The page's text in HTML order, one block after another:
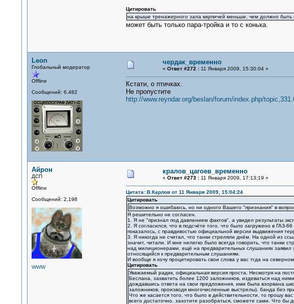
Цитировать
на крыше тренажерного зала кирпичей меньше, чем должно быть
может быть только пара-тройка и то с конька.
Leon
Глобальный модератор
Offline
Сообщений: 6,482
чердак_временно
« Ответ #272 :11 Января 2009, 15:30:04 »
Кстати, о птичках.
Не пропустите
http://www.reyndar.org/beslan/forum/index.php/
Айрон
ДСП
Offline
Сообщений: 2,198
WWW
кралов_цагоев_временно
« Ответ #273 :11 Января 2009, 17:13:19 »
Цитата: В.Карлов от 11 Января 2009, 15:04:24
Цитировать
Возможно я ошибаюсь, но ни одного Вашего "признания" в
Я решительно не согласен.
1. Я не "признал под давлением фактов", а увидел результаты
2. Я согласился, что в подсчёте того, что было загружено в ГАЗ-
показалось, с правдивостью официальной версии выдвижения
3. Я никогда не считал, что танки стреляли днём. На одной из
значит, читали. И мне нелегко было всегда говорить, что танки
над милиционерами, ещё на предварительных слушаниях заявил
относящийся к предварительным слушаниям.
И вообще я хочу процитировать свои слова у вас тгда на северном
Цитировать
Уважаемый радик, официальная версия проста. Несмотря на
Беслана, захватить более 1200 заложников, издеваться над
дождавшись ответа на свои предложения, ими была взорвана
заложников, производя многочисленные выстрелы). банда без
Что же касается того, что было в действительности, то прошу
всего достаточно. захотите разобраться, сможете сами. Что бы